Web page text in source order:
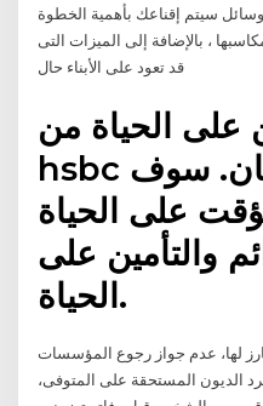
سيتم إقناعك بأهمية الخطوة
، بالإضافة إلى الميزات التى
قد تعود على الأبناء حال
على الحياة من
hsbc في سلطنة عُمان. سوف
على الحياة
والتأمين على
الحياة.
لها، عدم جواز رجوع المؤسسات
لرد الديون المستحقة على المتوفى،